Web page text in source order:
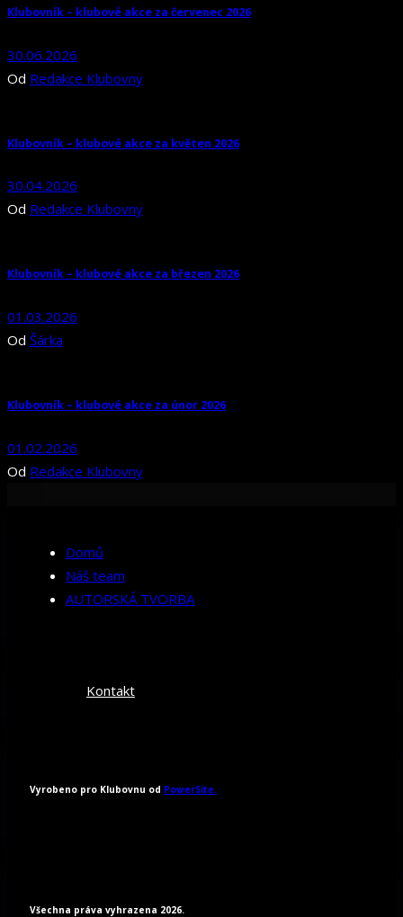
Klubovník – klubové akce za červenec 2026
30.06.2026
Od Redakce Klubovny
Klubovník – klubové akce za květen 2026
30.04.2026
Od Redakce Klubovny
Klubovník – klubové akce za březen 2026
01.03.2026
Od Šárka
Klubovník – klubové akce za únor 2026
01.02.2026
Od Redakce Klubovny
Domů
Náš team
AUTORSKÁ TVORBA
Kontakt
Vyrobeno pro Klubovnu od PowerSite.
Všechna práva vyhrazena 2026.